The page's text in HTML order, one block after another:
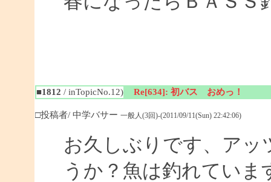
■1812 / inTopicNo.12) Re[634]: 初バス おめっ！
□投稿者/ 中学バサー 一般人(3回)-(2011/09/11(Sun) 22:42:06)
お久しぶりです、アッ
うか？魚は釣れていま